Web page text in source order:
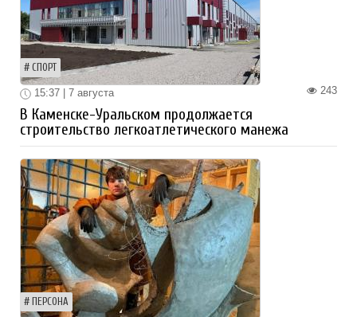
СПОРТ
243
15:37 | 7 августа
В Каменске-Уральском продолжается
строительство легкоатлетического манежа
ПЕРСОНА